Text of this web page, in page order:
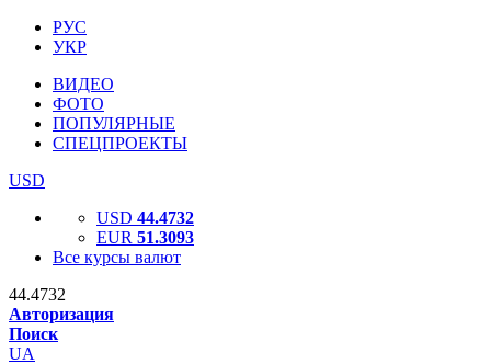
РУС
УКР
ВИДЕО
ФОТО
ПОПУЛЯРНЫЕ
СПЕЦПРОЕКТЫ
USD
USD 44.4732
EUR 51.3093
Все курсы валют
44.4732
Авторизация
Поиск
UA